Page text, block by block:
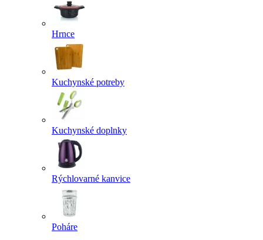
Hrnce
Kuchynské potreby
Kuchynské doplnky
Rýchlovarné kanvice
Poháre